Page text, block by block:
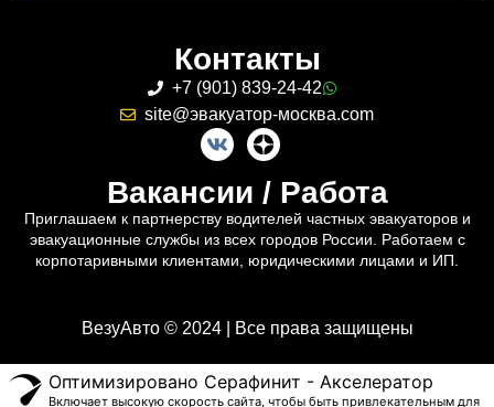
Контакты
+7 (901) 839-24-42
site@эвакуатор-москва.com
Вакансии / Работа
Приглашаем к партнерству водителей частных эвакуаторов и
эвакуационные службы из всех городов России. Работаем с
корпотаривными клиентами, юридическими лицами и ИП.
ВезуАвто © 2024 | Все права защищены
Оптимизировано Серафинит - Акселератор
Включает высокую скорость сайта, чтобы быть привлекательным для